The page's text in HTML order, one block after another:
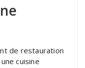
de restauration
cuisine